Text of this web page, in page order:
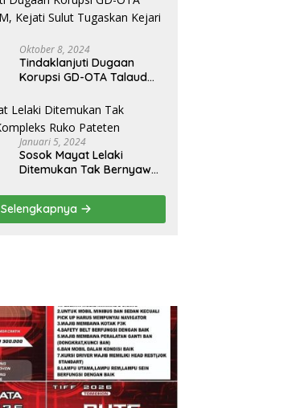
Oktober 8, 2024
Tindaklanjuti Dugaan
Korupsi GD-OTA Talaud
Tugaskan Kejari Talaud
Januari 5, 2024
Sosok Mayat Lelaki
Ditemukan Tak Bernyawa
Selengkapnya